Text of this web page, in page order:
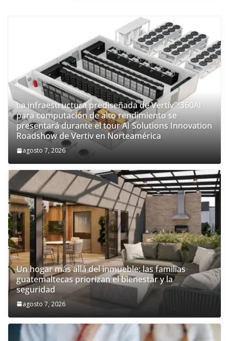
La infraestructura prediseñada de Vertiv™360AI
para computación de alto rendimiento se
presentará durante el tour AI Solutions Innovation
Roadshow de Vertiv en Norteamérica
agosto 7, 2026
Un hogar más allá del inmueble: las familias
guatemaltecas priorizan el bienestar y la
seguridad
agosto 7, 2026